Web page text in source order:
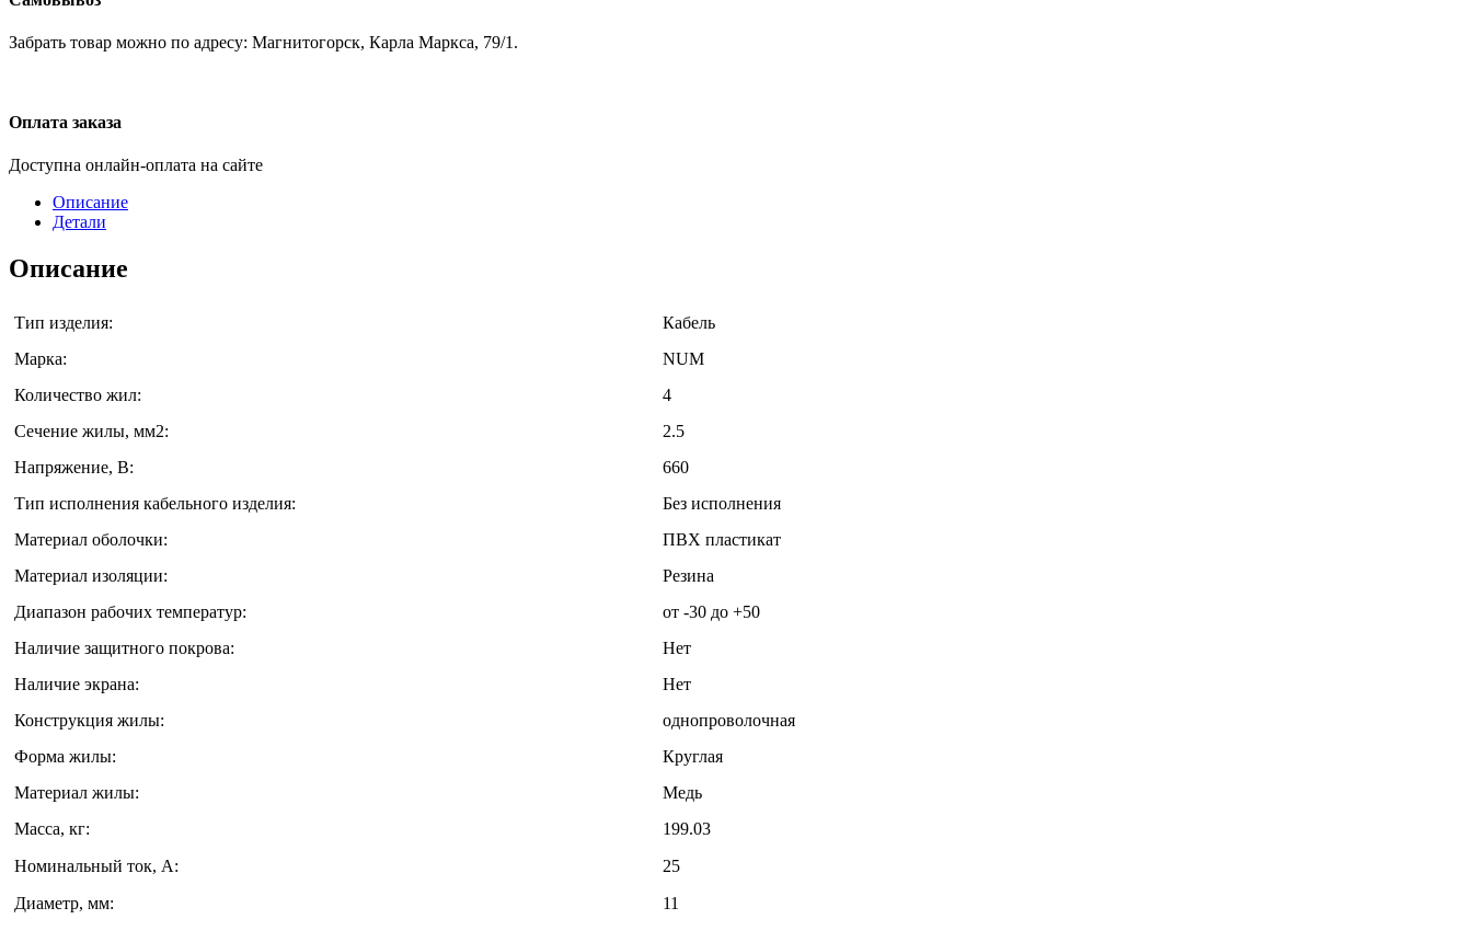
Забрать товар можно по адресу: Магнитогорск, Карла Маркса, 79/1.
Оплата заказа
Доступна онлайн-оплата на сайте
Описание
Детали
Описание
Тип изделия:
Кабель
Марка:
NUM
Количество жил:
4
Сечение жилы, мм2:
2.5
Напряжение, В:
660
Тип исполнения кабельного изделия:
Без исполнения
Материал оболочки:
ПВХ пластикат
Материал изоляции:
Резина
Диапазон рабочих температур:
от -30 до +50
Наличие защитного покрова:
Нет
Наличие экрана:
Нет
Конструкция жилы:
однопроволочная
Форма жилы:
Круглая
Материал жилы:
Медь
Масса, кг:
199.03
Номинальный ток, А:
25
Диаметр, мм:
11